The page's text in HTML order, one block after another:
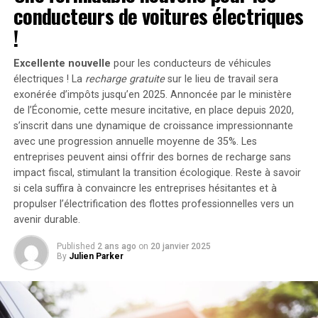
grossesse. Elle cite de nombreux exemples, allant de son
exclusion de la célébration de championnat à la Maison
Blanche à des tentatives d’obtention illégale de ses
dossiers médicaux.
Elle allègue également que sa grossesse a été la raison
de son transfert à Los Angeles, un changement qu’elle
affirme avoir eu de nombreuses conséquences
financières négatives.
Chronologie des allégations de
Hamby contre les Aces
Nous savons avec certitude que le 28 juin 2022, en
pleine saison de la WNBA, Dearica Hamby a signé une
extension de contrat de deux ans avec les Aces,
l’empêchant ainsi de devenir agent libre.
supplémentaires via des panneaux solaires additionnels,
portant ainsi la puissance totale à un impressionnant
2400 watts
de stockage énergétique, il est possible d’intégrer
jusqu’à cinq batteries supplémentaires de 1,6
kilowattheure chacune, augmentant la capacité totale à
9,6 kilowattheures.
Intégration dans un Écosystème
Intelligent
Le Solarbank 2 AC s’intègre parfaitement dans un
écosystème énergétique intelligent grâce à sa
compatibilité avec le compteur Anker SOLIX Smart et
les prises intelligentes proposées par Anker. cette
consommation électrique tout en réduisant les pertes
énergétiques inutiles. De plus, Anker SOLIX prévoit
conducteurs de voitures électriques
!
Excellente nouvelle pour les conducteurs de véhicules
électriques ! La recharge gratuitesur le lieu de travail sera
exonérée d’impôts jusqu’en 2025. Annoncée par le ministère
de l’Économie, cette mesure incitative, en place depuis 2020,
s’inscrit dans une dynamique de croissance impressionnante
avec une progression annuelle moyenne de 35%. Les
entreprises peuvent ainsi offrir des bornes de recharge sans
impact fiscal, stimulant la transition écologique. Reste à savoir
si cela suffira à convaincre les entreprises hésitantes et à
propulser l’électrification des flottes professionnelles vers un
avenir durable.
Published 2 ans ago on 20 janvier 2025
By Julien Parker